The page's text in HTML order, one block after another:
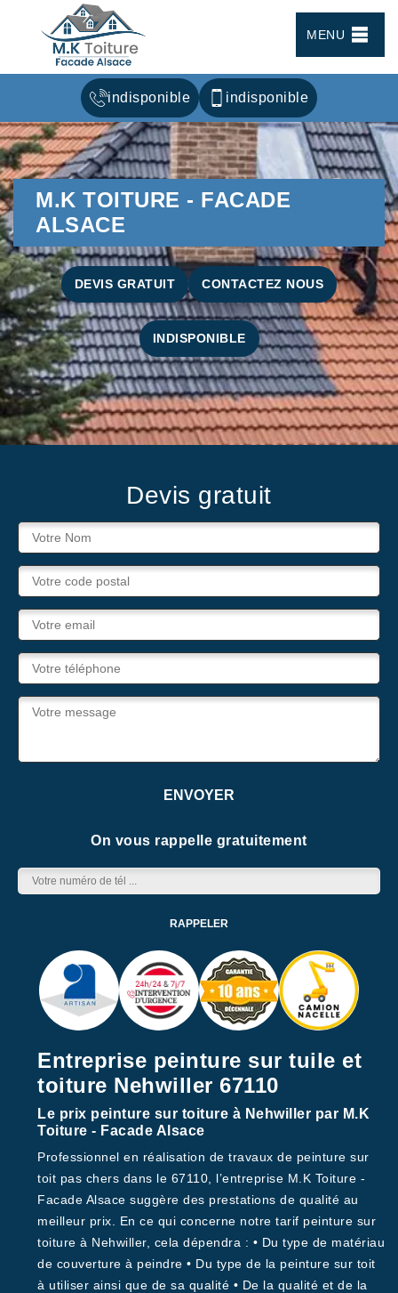
MENU
indisponible indisponible
M.K TOITURE - FACADE
ALSACE
DEVIS GRATUIT CONTACTEZ NOUS
INDISPONIBLE
Devis gratuit
On vous rappelle gratuitement
Entreprise peinture sur tuile et
toiture Nehwiller 67110
Le prix peinture sur toiture à Nehwiller par M.K
Toiture - Facade Alsace
Professionnel en réalisation de travaux de peinture sur
toit pas chers dans le 67110, l’entreprise M.K Toiture -
Facade Alsace suggère des prestations de qualité au
meilleur prix. En ce qui concerne notre tarif peinture sur
toiture à Nehwiller, cela dépendra : • Du type de matériau
de couverture à peindre • Du type de la peinture sur toit
à utiliser ainsi que de sa qualité • De la qualité et de la